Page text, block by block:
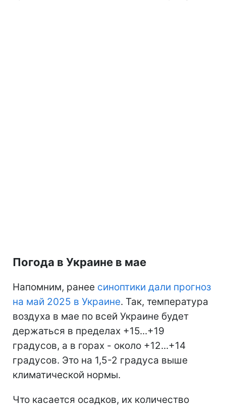
Погода в Украине в мае
Напомним, ранее синоптики дали прогноз
на май 2025 в Украине. Так, температура
воздуха в мае по всей Украине будет
держаться в пределах +15...+19
градусов, а в горах - около +12...+14
градусов. Это на 1,5-2 градуса выше
климатической нормы.
Что касается осадков, их количество